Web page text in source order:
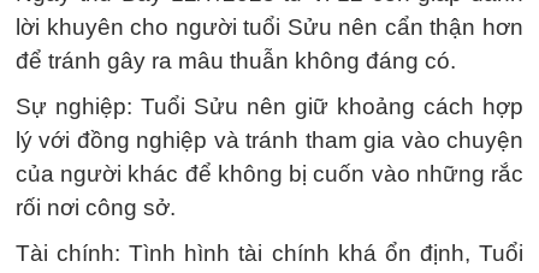
lời khuyên cho người tuổi Sửu nên cẩn thận hơn
để tránh gây ra mâu thuẫn không đáng có.
Sự nghiệp: Tuổi Sửu nên giữ khoảng cách hợp
lý với đồng nghiệp và tránh tham gia vào chuyện
của người khác để không bị cuốn vào những rắc
rối nơi công sở.
Tài chính: Tình hình tài chính khá ổn định, Tuổi